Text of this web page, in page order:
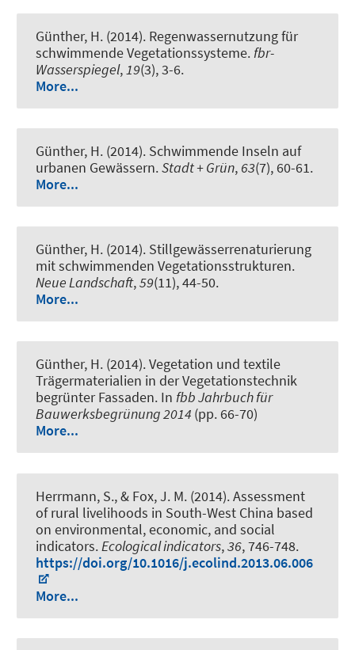
Günther, H. (2014). Regenwassernutzung für
schwimmende Vegetationssysteme.fbr-
Wasserspiegel,19(3), 3-6.
More...
Günther, H. (2014). Schwimmende Inseln auf
urbanen Gewässern.Stadt + Grün, 63(7), 60-61.
More...
Günther, H. (2014). Stillgewässerrenaturierung
mit schwimmenden Vegetationsstrukturen.
Neue Landschaft,59(11), 44-50.
More...
Günther, H. (2014).Vegetation und textile
Trägermaterialien in der Vegetationstechnik
begrünter Fassaden. In fbb Jahrbuch für
Bauwerksbegrünung 2014 (pp. 66-70)
More...
Herrmann, S., & Fox, J. M. (2014).Assessment
of rural livelihoods in South-West China based
on environmental, economic, and social
indicators. Ecological indicators,36, 746-748.
https://doi.org/10.1016/j.ecolind.2013.06.006
More...